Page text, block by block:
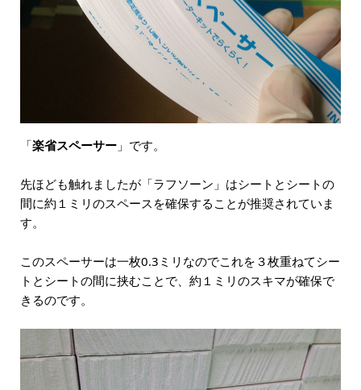
「楽省スペーサー」です。
先ほども触れましたが「ラフソーン」はシートとシートの
間に約１ミリのスペースを確保することが推奨されていま
す。
このスペーサーは一枚0.3ミリなのでこれを３枚重ねてシー
トとシートの間に挟むことで、約１ミリのスキマが確保で
きるのです。